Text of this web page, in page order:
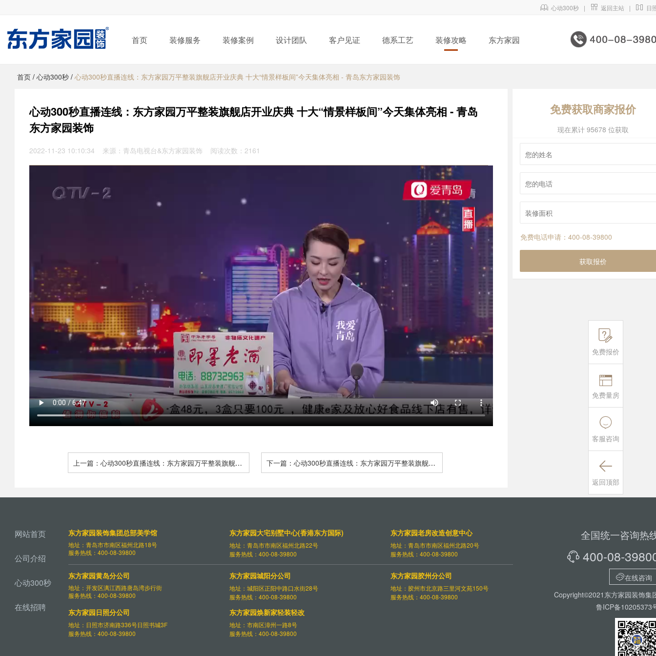
 心动300秒 |  返回主站 |  日
首页 装修服务 装修案例 设计团队 客户见证 德系工艺 装修攻略 东方家园
首页 / 心动300秒 / 心动300秒直播连线：东方家园万平整装旗舰店开业庆典 十大“情景样板间”今天集体亮相 - 青岛东方家园装饰
心动300秒直播连线：东方家园万平整装旗舰店开业庆典 十大“情景样板间”今天集体亮相 - 青岛
东方家园装饰
2022-11-23 10:10:34 来源：青岛电视台&东方家园装饰 阅读次数：2161
上一篇：心动300秒直播连线：东方家园万平整装旗舰店
下一篇：心动300秒直播连线：东方家园万平整装旗舰店
免费获取商家报价
现在累计 95678 位获取
免费电话申请：400-08-39800
获取报价
网站首页
公司介绍
心动300秒
在线招聘
东方家园装饰集团总部美学馆
地址：青岛市市南区福州北路18号
服务热线：400-08-39800
东方家园大宅别墅中心(香港东方国际)
地址：青岛市市南区福州北路22号
服务热线：400-08-39800
东方家园老房改造创意中心
地址：青岛市市南区福州北路20号
服务热线：400-08-39800
东方家园黄岛分公司
地址：开发区漓江西路唐岛湾步行街
服务热线：400-08-39800
东方家园城阳分公司
地址：城阳区正阳中路口水街28号
服务热线：400-08-39800
东方家园胶州分公司
地址：胶州市北京路三里河文苑150号
服务热线：400-08-39800
东方家园日照分公司
地址：日照市济南路336号日照书城3F
服务热线：400-08-39800
东方家园焕新家轻装轻改
地址：市南区漳州一路8号
服务热线：400-08-39800
全国统一咨询热
 400-08-
在线咨询
Copyright©2021东方家园装饰集
鲁ICP备10205373

免费报价

免费量房

客服咨询

返回顶部